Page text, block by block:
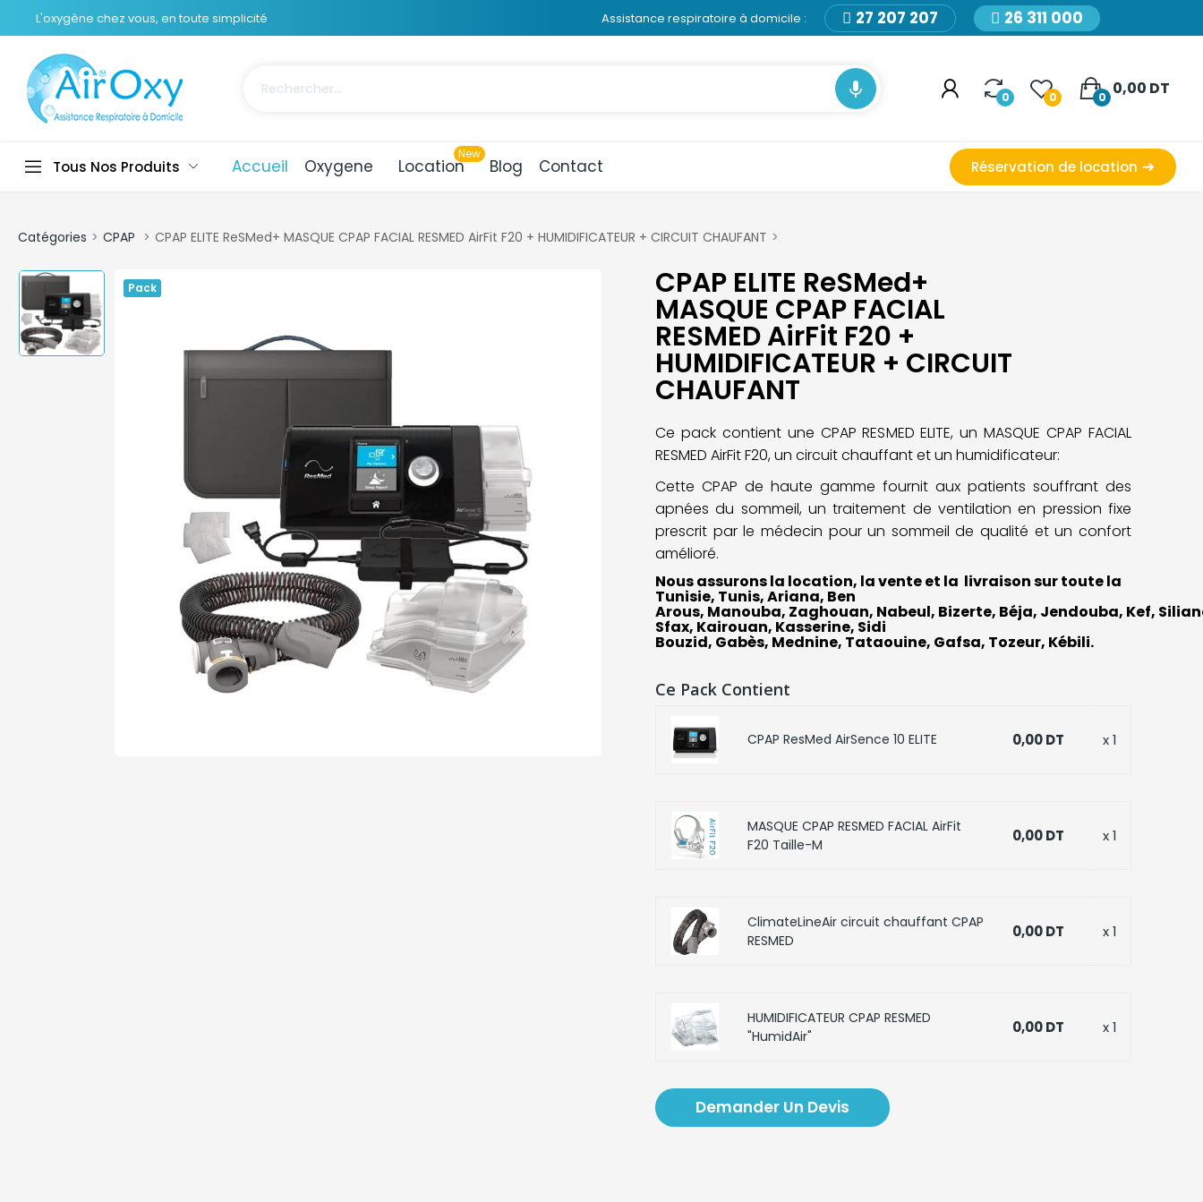
L'oxygène chez vous, en toute simplicité Assistance respiratoire à domicile : 27 207 207 26 311 000
 0 0 0,00 DT
0
Tous Nos Produits Accueil Oxygene Location Blog Contact Réservation de location
Catégories CPAP CPAP ELITE ReSMed+ MASQUE CPAP FACIAL RESMED AirFit F20 + HUMIDIFICATEUR + CIRCUIT CHAUFANT
Pack CPAP ELITE ReSMed+
MASQUE CPAP FACIAL
RESMED AirFit F20 +
HUMIDIFICATEUR + CIRCUIT
CHAUFANT
Ce pack contient une CPAP RESMED ELITE, unMASQUE CPAP FACIAL
RESMED AirFit F20,un circuit chauffant et un humidificateur:
Cette CPAP de haute gamme fournit aux patients souffrant des
apnées du sommeil, un traitement de ventilation en pression fixe
prescrit par le médecin pour un sommeil de qualité et un confort
amélioré.
Nous assurons la location, la vente et la livraison sur toute la
Tunisie, Tunis, Ariana, Ben
Arous, Manouba, Zaghouan, Nabeul, Bizerte, Béja, Jendouba, Kef,
Sfax, Kairouan, Kasserine, Sidi
Bouzid, Gabès, Mednine, Tataouine, Gafsa, Tozeur, Kébili.
Ce Pack Contient
CPAP ResMed AirSence 10 ELITE 0,00 DT x 1
MASQUE CPAP RESMED FACIAL AirFit
F20 Taille-M
0,00 DT x 1
ClimateLineAir circuit chauffant CPAP
RESMED
0,00 DT x 1
HUMIDIFICATEUR CPAP RESMED
"HumidAir"
0,00 DT x 1
Demander Un Devis